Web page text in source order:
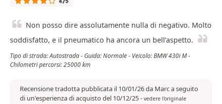
Non posso dire assolutamente nulla di negativo. Molto
soddisfatto, e il pneumatico ha ancora un bell’aspetto.
Tipo di strada: Autostrada - Guida: Normale - Veicolo: BMW 430i M -
Chilometri percorsi: 25000 km
Recensione tradotta pubblicata il 10/01/26 da Marc a seguito
di un'esperienza di acquisto del 10/12/25- vedere l'originale